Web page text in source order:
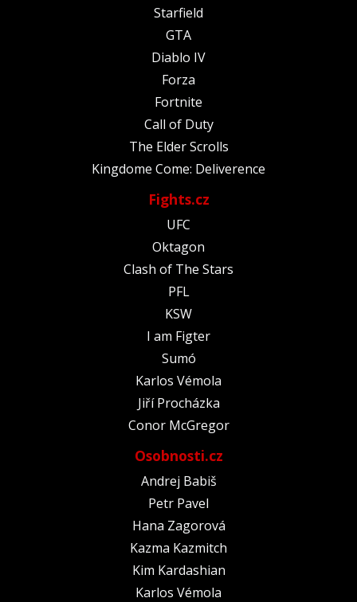
Starfield
GTA
Diablo IV
Forza
Fortnite
Call of Duty
The Elder Scrolls
Kingdome Come: Deliverence
Fights.cz
UFC
Oktagon
Clash of The Stars
PFL
KSW
I am Figter
Sumó
Karlos Vémola
Jiří Procházka
Conor McGregor
Osobnosti.cz
Andrej Babiš
Petr Pavel
Hana Zagorová
Kazma Kazmitch
Kim Kardashian
Karlos Vémola